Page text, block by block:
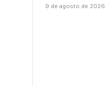
9 de agosto de 2026